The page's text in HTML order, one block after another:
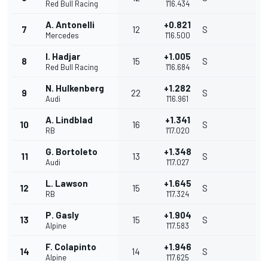
Red Bull Racing 1'16.434
7 A. Antonelli
Mercedes
12 +0.821
1'16.500
S
8 I. Hadjar
Red Bull Racing
15 +1.005
1'16.684
S
9 N. Hulkenberg
Audi
22 +1.282
1'16.961
S
10 A. Lindblad
RB
16 +1.341
1'17.020
S
11 G. Bortoleto
Audi
13 +1.348
1'17.027
S
12 L. Lawson
RB
15 +1.645
1'17.324
S
13 P. Gasly
Alpine
15 +1.904
1'17.583
S
14 F. Colapinto
Alpine
14 +1.946
1'17.625
S